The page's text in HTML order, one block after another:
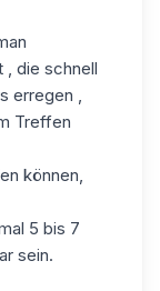
, die schnell
,
Treffen
können,
5 bis 7
sein.